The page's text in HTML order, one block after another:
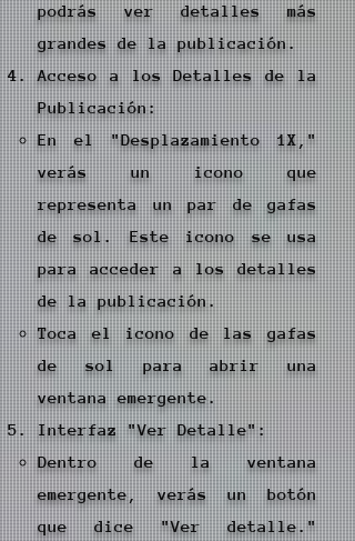
podrás ver detalles más
grandes de la publicación.
Acceso a los Detalles de la
Publicación:
En el "Desplazamiento 1X,"
verás un icono que
representa un par de gafas
de sol. Este icono se usa
para acceder a los detalles
de la publicación.
Toca el icono de las gafas
de sol para abrir una
ventana emergente.
Interfaz "Ver Detalle":
Dentro de la ventana
emergente, verás un botón
que dice "Ver detalle."